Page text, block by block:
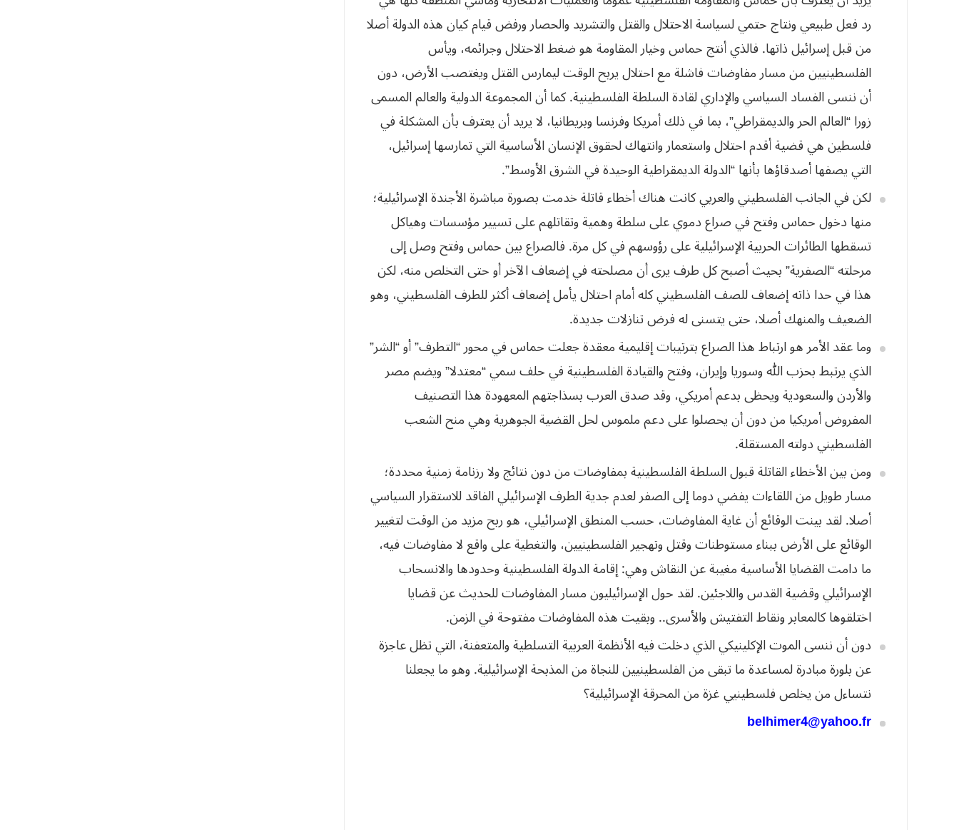
رد فعل طبيعي ونتاج حتمي لسياسة الاحتلال والقتلوالتشريد والحصار ورفض قيام كيان هذه الدولة أصلا
من قبل إسرائيل ذاتها. فالذي أنتجحماس وخيار المقاومة هو ضغط الاحتلال وجرائمه، ويأس
الفلسطينيين من مسار مفاوضاتفاشلة مع احتلال يربح الوقت ليمارس القتل ويغتصب الأرض، دون
أن ننسى الفساد السياسيوالإداري لقادة السلطة الفلسطينية. كما أن المجموعة الدولية والعالم المسمى
زورا“العالم الحر والديمقراطي”، بما في ذلك أمريكا وفرنسا وبريطانيا، لا يريد أن يعترفبأن المشكلة في
فلسطين هي قضية أقدم احتلال واستعمار وانتهاك لحقوقالإنسان الأساسية التي تمارسها إسرائيل،
التي يصفها أصدقاؤهابأنها “الدولة الديمقراطية الوحيدة في الشرق الأوسط”.
لكن في الجانبالفلسطيني والعربي كانت هناك أخطاء قاتلة خدمت بصورة مباشرة الأجندة الإسرائيلية؛
منها دخول حماس وفتح في صراع دموي على سلطة وهمية وتقاتلهم على تسيير مؤسسات وهياكل
تسقطها الطائرات الحربية الإسرائيلية على رؤوسهم في كل مرة. فالصراع بين حماس وفتحوصل إلى
مرحلته “الصفرية” بحيث أصبح كل طرف يرى أن مصلحته في إضعاف الآخر أو حتىالتخلص منه، لكن
هذا في حدا ذاته إضعاف للصف الفلسطيني كله أمام احتلال يأمل إضعافأكثر للطرف الفلسطيني، وهو
الضعيف والمنهك أصلا، حتى يتسنى له فرض تنازلات جديدة.
وما عقد الأمرهو ارتباط هذا الصراع بترتيبات إقليمية معقدة جعلت حماس في محور “التطرف” أو “الشر”
الذي يرتبط بحزب الله وسوريا وإيران، وفتح والقيادة الفلسطينية في حلف سمي “معتدلا”ويضم مصر
والأردن والسعودية ويحظى بدعم أمريكي، وقد صدق العرب بسذاجتهم المعهودةهذا التصنيف
المفروض أمريكيا من دون أن يحصلوا على دعم ملموسلحل القضية الجوهرية وهي منح الشعب
الفلسطيني دولته المستقلة.
ومن بين الأخطاءالقاتلة قبول السلطة الفلسطينية بمفاوضات من دون نتائج ولا رزنامة زمنية محددة؛
مسار طويل من اللقاءات يفضي دوما إلى الصفر لعدم جدية الطرف الإسرائيلي الفاقدللاستقرار السياسي
أصلا. لقد بينت الوقائع أن غاية المفاوضات، حسب المنطقالإسرائيلي، هو ربح مزيد من الوقت لتغيير
الوقائع على الأرض ببناء مستوطنات وقتلوتهجير الفلسطينيين، والتغطية على واقع لا مفاوضات فيه،
ما دامت القضايا الأساسيةمغيبة عن النقاش وهي: إقامة الدولة الفلسطينية وحدودها والانسحاب
الإسرائيلي وقضيةالقدس واللاجئين. لقد حول الإسرائيليون مسار المفاوضات للحديث عن قضايا
اختلقوها كالمعابر ونقاط التفتيش والأسرى.. وبقيت هذه المفاوضاتمفتوحة في الزمن.
دون أن ننسىالموت الإكلينيكي الذي دخلت فيه الأنظمة العربية التسلطية والمتعفنة، التي تظلعاجزة
عن بلورة مبادرة لمساعدة ما تبقى من الفلسطينيين للنجاة من المذبحةالإسرائيلية. وهو ما يجعلنا
نتساءل من يخلص فلسطينيي غزة من المحرقةالإسرائيلية؟
belhimer4@yahoo.fr